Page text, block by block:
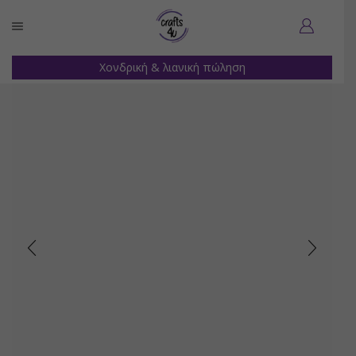
Χονδρική & λιανική πώληση